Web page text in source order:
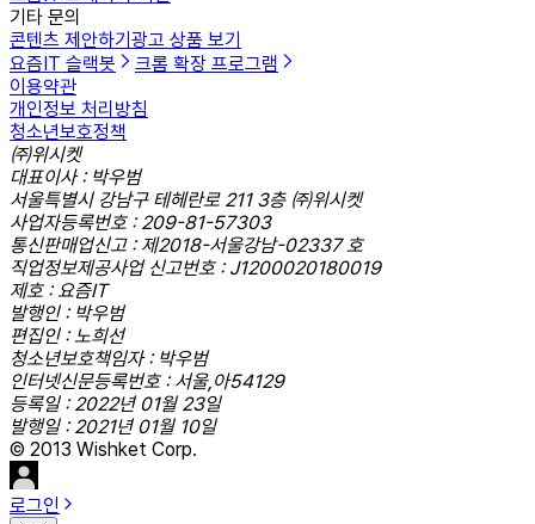
기타 문의
콘텐츠 제안하기광고 상품 보기
요즘IT 슬랙봇
크롬 확장 프로그램
이용약관
개인정보 처리방침
청소년보호정책
㈜위시켓
대표이사 : 박우범
서울특별시 강남구 테헤란로 211 3층 ㈜위시켓
사업자등록번호 : 209-81-57303
통신판매업신고 : 제2018-서울강남-02337 호
직업정보제공사업 신고번호 : J1200020180019
제호 : 요즘IT
발행인 : 박우범
편집인 : 노희선
청소년보호책임자 : 박우범
인터넷신문등록번호 : 서울,아54129
등록일 : 2022년 01월 23일
발행일 : 2021년 01월 10일
© 2013 Wishket Corp.
로그인